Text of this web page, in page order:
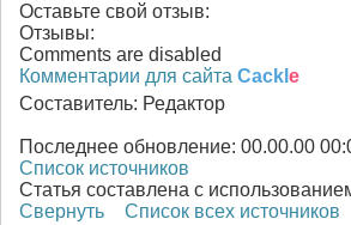
Оставьте свой отзыв:
Отзывы:
Comments are disabled
Комментарии для сайта Cackl e
Составитель: Редактор
Последнее обновление: 00.00.00
Список источников
Статья составлена с
Свернуть
Список всех источников